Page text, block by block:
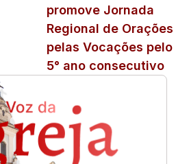
promove Jornada
Regional de Orações
pelas Vocações pelo
5° ano consecutivo